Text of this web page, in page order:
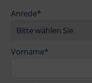
Anrede*
Vorname*